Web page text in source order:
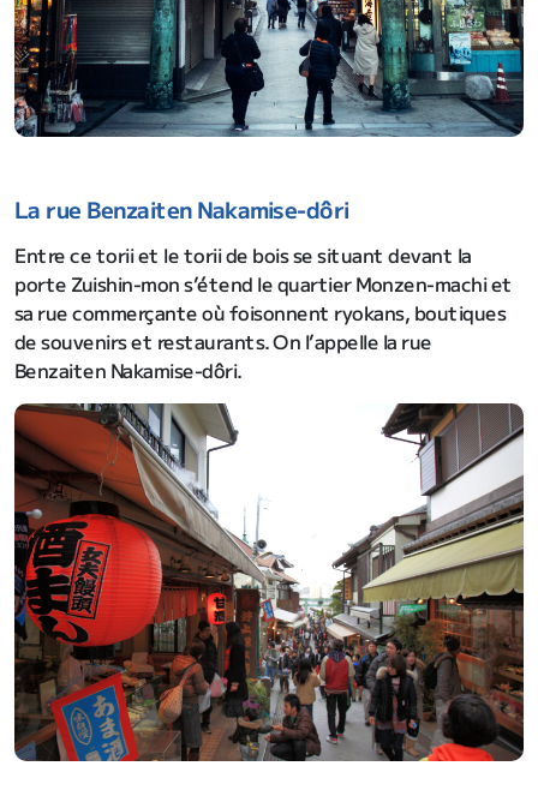
La rue Benzaiten Nakamise-dôri
Entre ce torii et le torii de bois se situant devant la
porte Zuishin-mon s’étend le quartier Monzen-machi et
sa rue commerçante où foisonnent ryokans, boutiques
de souvenirs et restaurants. On l’appelle la rue
Benzaiten Nakamise-dôri.